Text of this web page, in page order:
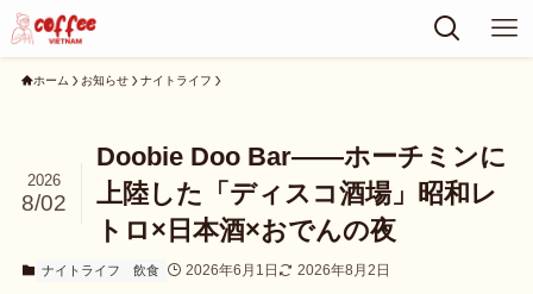
ホーム お知らせ ナイトライフ
Doobie Doo Bar——ホーチミンに
上陸した「ディスコ酒場」昭和レ
トロ×日本酒×おでんの夜
2026
8/02
ナイトライフ 飲食 2026年6月1日 2026年8月2日